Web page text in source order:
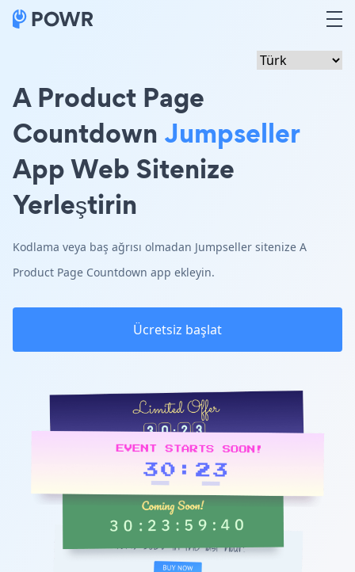
A Product Page
Countdown Jumpseller
App Web Sitenize
Yerleştirin
Kodlama veya baş ağrısı olmadan Jumpseller sitenize A
Product Page Countdown app ekleyin.
Ücretsiz başlat